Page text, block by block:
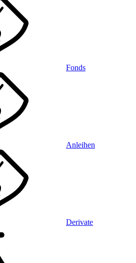
Fonds
Anleihen
Derivate